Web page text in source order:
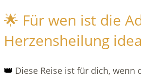
🌟 Für wen ist die
Herzensheilung
👑 Diese Reise ist für dich, wenn